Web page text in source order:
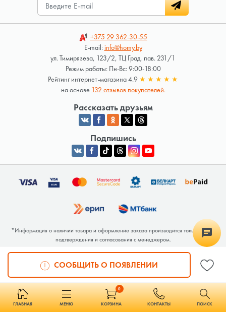
ГЛАВНАЯ МЕНЮ
0
КОРЗИНА КОНТАКТЫ ПОИСК
СООБЩИТЬ О ПОЯВЛЕНИИ
+375 29362-30-55
E-mail:info@homy.by
ул. Тимирязева, 123/2, ТЦ Град, пав. 231/1
Режим работы: Пн-Вс: 9:00-18:00
Рейтинг интернет-магазина 4.9 ★ ★ ★ ★ ★
на основе 132 отзывов покупателей.
Рассказать друзьям
Подпишись
*Информация о наличии товара и оформление заказа производится только после
подтверждения и согласования с менеджером.
Общество с ограниченной ответственностью «Люкрай» Юридический адрес:
220062, г. Минск, ул. Тимирязева, дом 123, корп. 2, оф. 367/2 Почтовый адрес:
220062, г. Минск, ул. Тимирязева, дом 123, корп. 2, оф. 367/2 УНП 691764371
Интернет-магазин зарегистрирован в Торговом реестре РБ под номером 768117 от
04.02.2026.